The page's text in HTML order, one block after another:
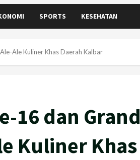
SPORTS KESEHATAN
Ale Kuliner Khas Daerah Kalbar
16 dan Grand
Kuliner Khas